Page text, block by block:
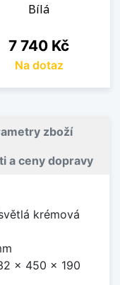
Bílá
Cena
7 740 Kč
Na dotaz
zboží
a ceny dopravy
krémová
x 450 x 190